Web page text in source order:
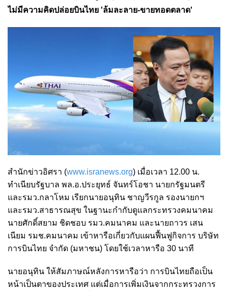
ไม่มีความคิดปล่อยบินไทย 'ล้มละลาย-ขายทอดตลาด'
สำนักข่าวอิศรา (www.isranews.org) เมื่อเวลา 12.00 น.
ทำเนียบรัฐบาล พล.อ.ประยุทธ์ จันทร์โอชา นายกรัฐมนตรี
และรมว.กลาโหม เรียกนายอนุทิน ชาญวีรกูล รองนายกฯ
และรมว.สาธารณสุข ในฐานะกำกับดูแลกระทรวงคมนาคม
นายศักดิ์สยาม ชิดชอบ รมว.คมนาคม และนายถาวร เสน
เนียม รมช.คมนาคม เข้าหารือเกี่ยวกับแผนฟื้นฟูกิจการ บริษัท
การบินไทย จำกัด (มหาชน) โดยใช้เวลาหารือ 30 นาที
นายอนุทิน ให้สัมภาษณ์หลังการหารือว่า การบินไทยถือเป็น
หน้าเป็นตาของประเทศ แต่เมื่อการเพิ่มเงินจากกระทรวงการ